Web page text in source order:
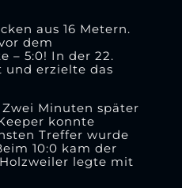
aus 16 Metern.
dem
– 5:0! In der 22.
und erzielte das
Minuten später
konnte
Treffer wurde
10:0 kam der
legte mit